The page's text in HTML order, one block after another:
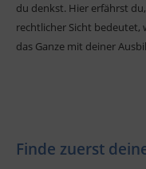
du denkst. Hier erfährst
rechtlicher Sicht bedeutet,
das Ganze mit deiner
Finde zuerst